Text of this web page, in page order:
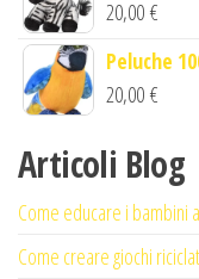
20,00 €
Peluche
20,00 €
Articoli Blog
Come educare i bambini
Come creare giochi